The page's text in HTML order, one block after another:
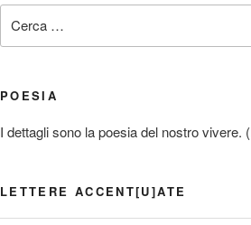
POESIA
I dettagli sono la poesia del nostro vivere.
LETTERE ACCENT[U]ATE